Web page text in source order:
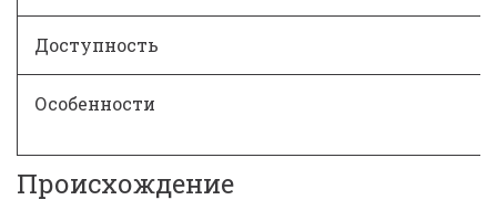
Доступность
Особенности
Происхождение